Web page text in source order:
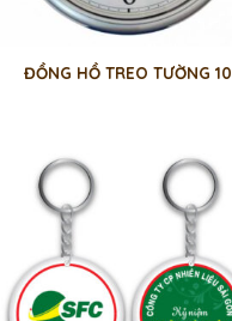
ĐỒNG HỒ TREO TƯỜNG 10